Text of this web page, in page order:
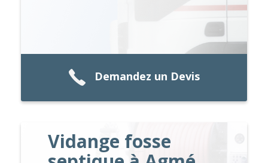
Demandez un Devis
Vidange fosse